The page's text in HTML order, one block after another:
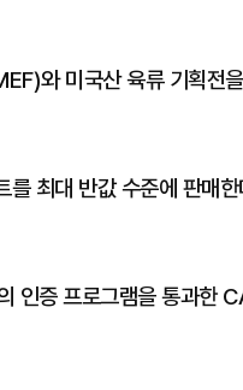
와 미국산 육류 기획전
최대 반값 수준에 판매한
인증 프로그램을 통과한